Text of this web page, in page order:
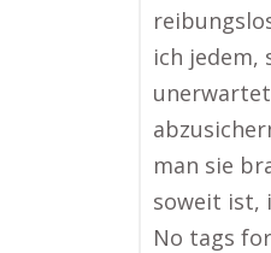
ich jedem,
man sie
soweit ist,
No tags